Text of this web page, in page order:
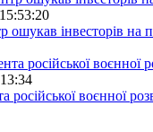
інвесторів на
російської воєнної